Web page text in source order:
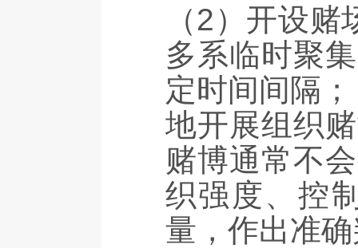
（2）开设
多系临时聚
定时间间隔
地开展组织
赌博通常不
织强度、控
量，作出准